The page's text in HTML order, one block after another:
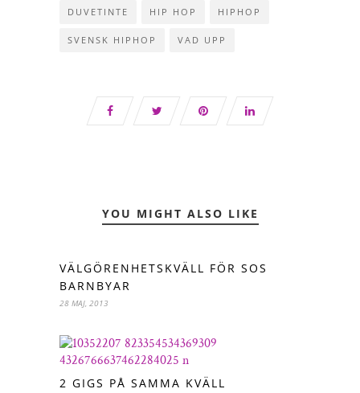
DUVETINTE HIP HOP HIPHOP
SVENSK HIPHOP VAD UPP
YOU MIGHT ALSO LIKE
VÄLGÖRENHETSKVÄLL FÖR SOS
BARNBYAR
28 MAJ, 2013
2 GIGS PÅ SAMMA KVÄLL